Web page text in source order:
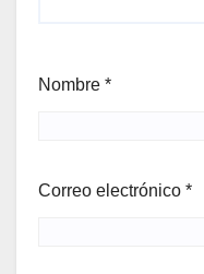
Nombre *
Correo electrónico *